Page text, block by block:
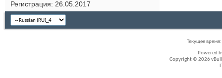
Регистрация
26.05.2017
Текущее время:
Powered
Copyright © 2026